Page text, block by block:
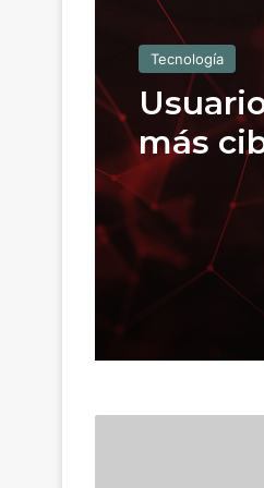
Tecnología
más
de